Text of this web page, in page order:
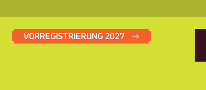
VORREGISTRIERUNG 2027